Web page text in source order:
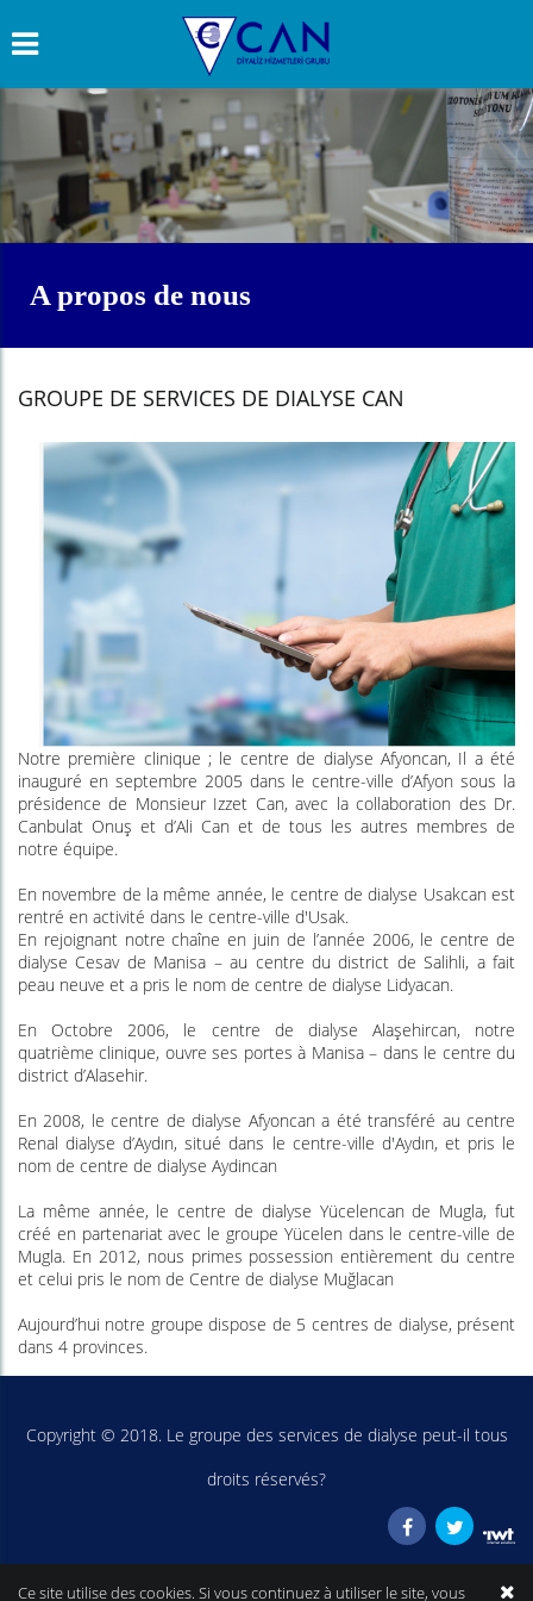
A propos de nous
GROUPE DE SERVICES DE DIALYSE CAN
Notre première clinique ; le centre de dialyse Afyoncan, Il a été
inauguré en septembre 2005 dans le centre-ville d’Afyon sous la
présidence de Monsieur Izzet Can, avec la collaboration des Dr.
Canbulat Onuş et d’Ali Can et de tous les autres membres de
notre équipe.
En novembre de la même année, le centre de dialyse Usakcan est
rentré en activité dans le centre-ville d'Usak.
En rejoignant notre chaîne en juin de l’année 2006, le centre de
dialyse Cesav de Manisa – au centre du district de Salihli, a fait
peau neuve et a pris le nom de centre de dialyse Lidyacan.
En Octobre 2006, le centre de dialyse Alaşehircan, notre
quatrième clinique, ouvre ses portes à Manisa – dans le centre du
district d’Alasehir.
En 2008, le centre de dialyse Afyoncan a été transféré au centre
Renal dialyse d’Aydın, situé dans le centre-ville d'Aydın, et pris le
nom de centre de dialyse Aydincan
La même année, le centre de dialyse Yücelencan de Mugla, fut
créé en partenariat avec le groupe Yücelen dans le centre-ville de
Mugla. En 2012, nous primes possession entièrement du centre
et celui pris le nom de Centre de dialyse Muğlacan
Aujourd’hui notre groupe dispose de 5 centres de dialyse, présent
dans 4 provinces.
Copyright © 2018. Le groupe des services de dialyse peut-il tous
droits réservés?
Ce site utilise des cookies. Si vous continuez à utiliser le site, vous